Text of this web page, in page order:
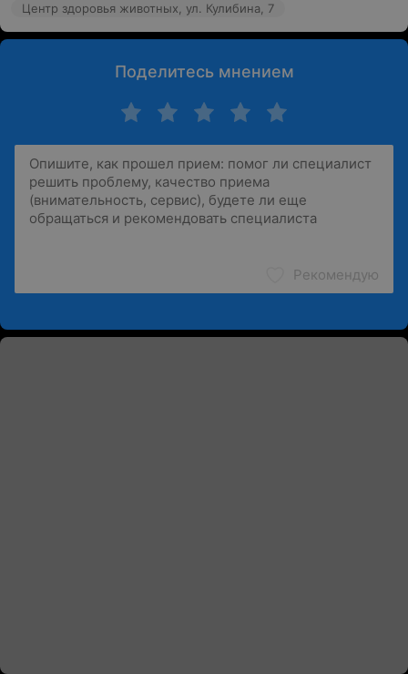
Центр здоровья животных, ул. Кулибина, 7
Поделитесь мнением
Рекомендую